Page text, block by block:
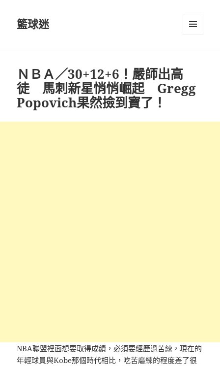
籃球迷
ＮＢＡ／30+12+6！嚴師出高
徒 馬刺新星悄悄崛起 Gregg
Popovich果然撿到寶了！
NBA聯盟裡面想要取得成績，必須要經歷過苦練，現在的
年輕球員與Kobe那個時代相比，吃苦磨練的程度差了很